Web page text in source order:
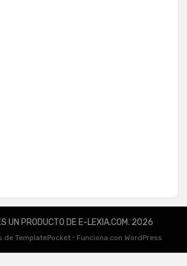
UN PRODUCTO DE E-LEXIA.COM. 2026
de TemplatePocket ⋅ Funciona con WordPress